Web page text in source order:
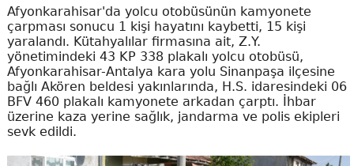
Afyonkarahisar'da yolcu otobüsünün kamyonete
çarpması sonucu 1 kişi hayatını kaybetti, 15 kişi
yaralandı. Kütahyalılar firmasına ait, Z.Y.
yönetimindeki 43 KP 338 plakalı yolcu otobüsü,
Afyonkarahisar-Antalya kara yolu Sinanpaşa ilçesine
bağlı Akören beldesi yakınlarında, H.S. idaresindeki 06
BFV 460 plakalı kamyonete arkadan çarptı. İhbar
üzerine kaza yerine sağlık, jandarma ve polis ekipleri
sevk edildi.